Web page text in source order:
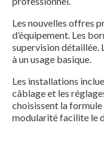
Les nouvelles offres
d’équipement. Les
supervision détaillée.
à un usage basique.
Les installations
câblage et les
choisissent la
modularité facilite le